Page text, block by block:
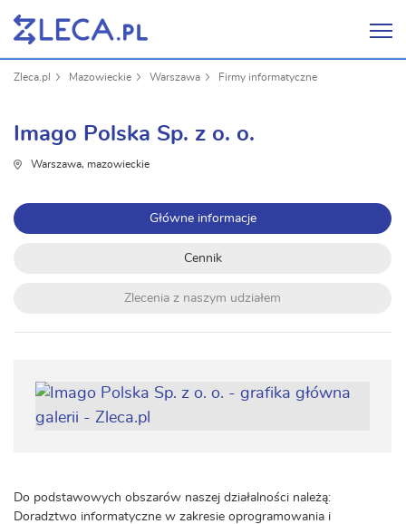
Zleca.pl Mazowieckie Warszawa Firmy informatyczne
Imago Polska Sp. z o. o.
Warszawa, mazowieckie
Główne informacje
Cennik
Zlecenia z naszym udziałem
Do podstawowych obszarów naszej działalności należą:
Doradztwo informatyczne w zakresie oprogramowania i